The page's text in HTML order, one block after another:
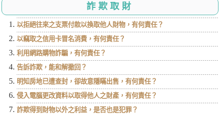
詐欺取財
以拒絕往來之支票付款以換取他人財物，有何責任？
以竊取之信用卡冒名消費，有何責任？
利用網路購物詐騙，有何責任？
告訴詐欺，能和解撤回？
明知房地已遭查封，卻故意隱瞞出售，有何責任？
侵入電腦更改資料以取得他人之財產，有何責任？
詐欺得到財物以外之利益，是否也是犯罪？